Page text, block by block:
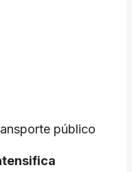
público